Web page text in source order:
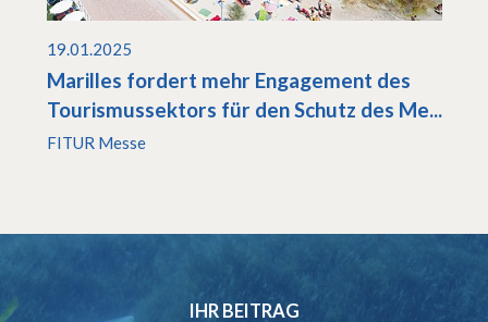
19.01.2025
Marilles fordert mehr Engagement des
Tourismussektors für den Schutz des Me...
FITUR Messe
IHR BEITRAG